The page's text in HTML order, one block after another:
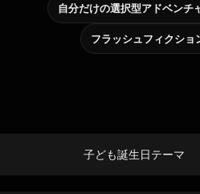
フラッシュフィクショ
子ども誕生日テーマ